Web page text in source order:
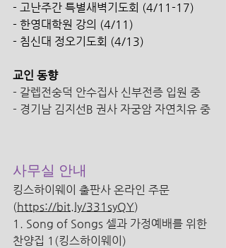
- 고난주간 특별새벽기도회 (4/11-17)
- 한영대학원 강의 (4/11)
- 침신대 정오기도회 (4/13)
교인 동향
- 갈렙전숭덕 안수집사 신부전증 입원 중
- 경기남 김지선B 권사 자궁암 자연치유 중
사무실 안내
킹스하이웨이 출판사 온라인 주문
(https://bit.ly/331syQY)
1. Song of Songs 셀과 가정예배를 위한
찬양집 1(킹스하이웨이)